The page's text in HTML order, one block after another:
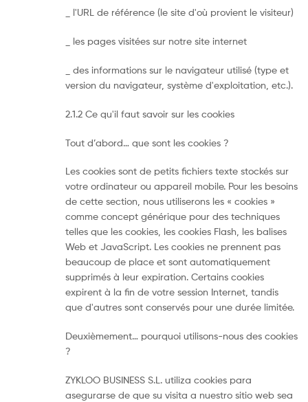
_ l'URL de référence (le site d'où provient le visiteur)
_ les pages visitées sur notre site internet
_ des informations sur le navigateur utilisé (type et
version du navigateur, système d'exploitation, etc.).
2.1.2 Ce qu'il faut savoir sur les cookies
Tout d’abord… que sont les cookies ?
Les cookies sont de petits fichiers texte stockés sur
votre ordinateur ou appareil mobile. Pour les besoins
de cette section, nous utiliserons les « cookies »
comme concept générique pour des techniques
telles que les cookies, les cookies Flash, les balises
Web et JavaScript. Les cookies ne prennent pas
beaucoup de place et sont automatiquement
supprimés à leur expiration. Certains cookies
expirent à la fin de votre session Internet, tandis
que d'autres sont conservés pour une durée limitée.
Deuxièmement… pourquoi utilisons-nous des cookies
?
ZYKLOO BUSINESS S.L. utiliza cookies para
asegurarse de que su visita a nuestro sitio web sea